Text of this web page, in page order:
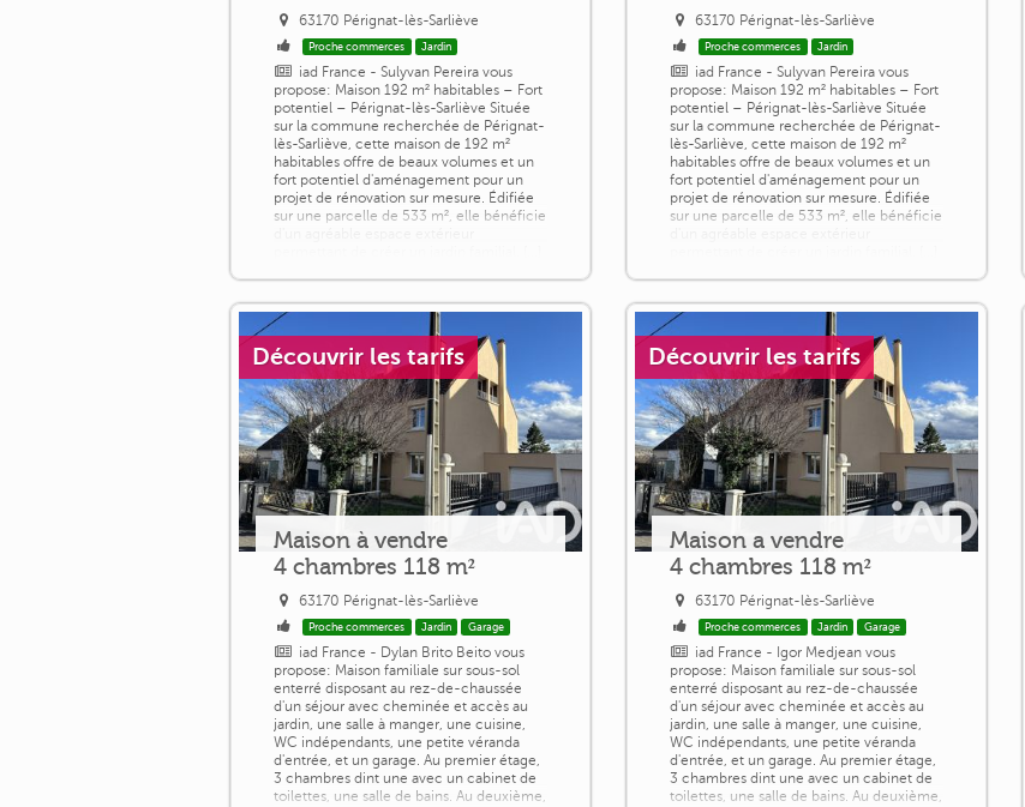
63170 Pérignat-lès-Sarliève
Proche commerces Jardin
iad France - Sulyvan Pereira vous
propose: Maison 192 m² habitables – Fort
potentiel – Pérignat-lès-Sarliève Située
sur la commune recherchée de Pérignat-
lès-Sarliève, cette maison de 192 m²
habitables offre de beaux volumes et un
fort potentiel d'aménagement pour un
projet de rénovation sur mesure. Édifiée
sur une parcelle de 533 m², elle bénéficie
63170 Pérignat-lès-Sarliève
Proche commerces Jardin
iad France - Sulyvan Pereira vous
propose: Maison 192 m² habitables – Fort
potentiel – Pérignat-lès-Sarliève Située
sur la commune recherchée de Pérignat-
lès-Sarliève, cette maison de 192 m²
habitables offre de beaux volumes et un
fort potentiel d'aménagement pour un
projet de rénovation sur mesure. Édifiée
sur une parcelle de 533 m², elle bénéficie
Découvrir les tarifs
Maison à vendre
4 chambres 118 m²
63170 Pérignat-lès-Sarliève
Proche commerces Jardin Garage
iad France - Dylan Brito Beito vous
propose: Maison familiale sur sous-sol
enterré disposant au rez-de-chaussée
d'un séjour avec cheminée et accès au
jardin, une salle à manger, une cuisine,
WC indépendants, une petite véranda
d'entrée, et un garage. Au premier étage,
3 chambres dint une avec un cabinet de
toilettes, une salle de bains. Au deuxième,
Découvrir les tarifs
Maison a vendre
4 chambres 118 m²
63170 Pérignat-lès-Sarliève
Proche commerces Jardin Garage
iad France - Igor Medjean vous
propose: Maison familiale sur sous-sol
enterré disposant au rez-de-chaussée
d'un séjour avec cheminée et accès au
jardin, une salle à manger, une cuisine,
WC indépendants, une petite véranda
d'entrée, et un garage. Au premier étage,
3 chambres dint une avec un cabinet de
toilettes, une salle de bains. Au deuxième,